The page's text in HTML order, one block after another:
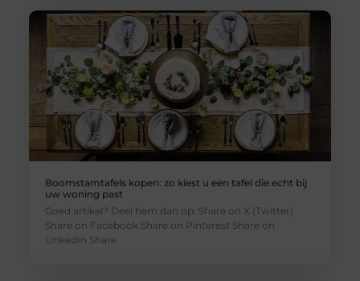
Boomstamtafels kopen: zo kiest u een tafel die echt bij
uw woning past
Goed artikel? Deel hem dan op: Share on X (Twitter)
Share on Facebook Share on Pinterest Share on
LinkedIn Share